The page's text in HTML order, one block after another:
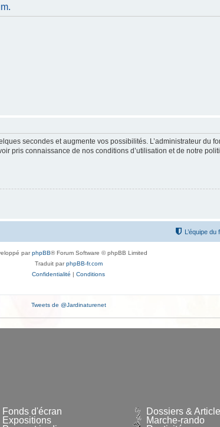
secondes et augmente vos possibilités. L’administrateur du
pris connaissance de nos conditions d’utilisation et de notre
L’équipe du
parphpBB® Forum Software © phpBB Limited
Traduit parphpBB-fr.com
Confidentialité | Conditions
Tweets de @Jardinaturenet
Fonds d'écran
Expositions
Dossiers &
Marche-rando